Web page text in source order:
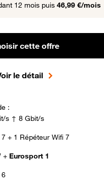
12 mois puis 46,99 €/mois
cette offre
le détail
:
s ↑ 8 Gbit/s
+ 1 Répéteur Wifi 7
+ Eurosport 1
6